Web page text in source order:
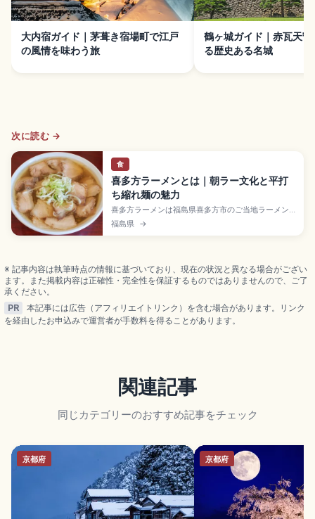
大内宿ガイド｜茅葺き宿場町で江戸
の風情を味わう旅
鶴ヶ城ガイド｜赤瓦天守
る歴史ある名城
次に読む →
食
喜多方ラーメンとは｜朝ラー文化と平打
ち縮れ麺の魅力
喜多方ラーメンは福島県喜多方市のご当地ラーメン
で、札幌・博多と並ぶ「日本三大ラーメン」のひと
つとして紹介される福島名物。平打ちの縮れ麺(多加
継、喜多方駅へのアクセスも押さえています。
福島県 →
※ 記事内容は執筆時点の情報に基づいており、現在の状況と異なる場合がござい
ます。また掲載内容は正確性・完全性を保証するものではありませんので、ご了
承ください。
PR
本記事には広告（アフィリエイトリンク）を含む場合があります。リンク
を経由したお申込みで運営者が手数料を得ることがあります。
関連記事
同じカテゴリーのおすすめ記事をチェック
京都府 京都府